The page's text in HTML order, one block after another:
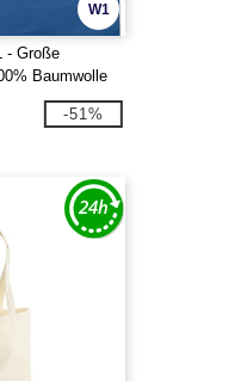
W1
- Große
Baumwolle
-51%